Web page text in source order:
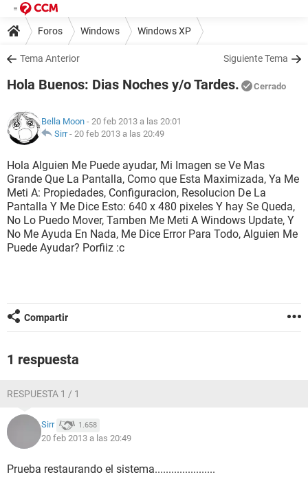
Foros Windows Windows XP
Tema Anterior Siguiente Tema
Hola Buenos: Dias Noches y/o Tardes. Cerrado
Bella Moon - 20 feb 2013 a las 20:01
Sirr- 20 feb 2013 a las 20:49
Hola Alguien Me Puede ayudar, Mi Imagen se Ve Mas
Grande Que La Pantalla, Como que Esta Maximizada, Ya Me
Meti A: Propiedades, Configuracion, Resolucion De La
Pantalla Y Me Dice Esto: 640 x 480 pixeles Y hay Se Queda,
No Lo Puedo Mover, Tamben Me Meti A Windows Update, Y
No Me Ayuda En Nada, Me Dice Error Para Todo, Alguien Me
Puede Ayudar? Porfiiz :c
Compartir
1 respuesta
RESPUESTA 1 / 1
Sirr 1.658
20 feb 2013 a las 20:49
Prueba restaurando el sistema......................